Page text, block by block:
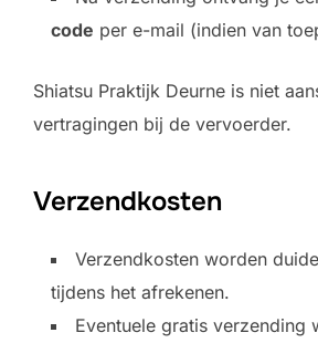
code per e-mail (indien van
Shiatsu Praktijk Deurne is niet
vertragingen bij de vervoerder.
Verzendkosten
Verzendkosten worden
tijdens het afrekenen.
Eventuele gratis verzending